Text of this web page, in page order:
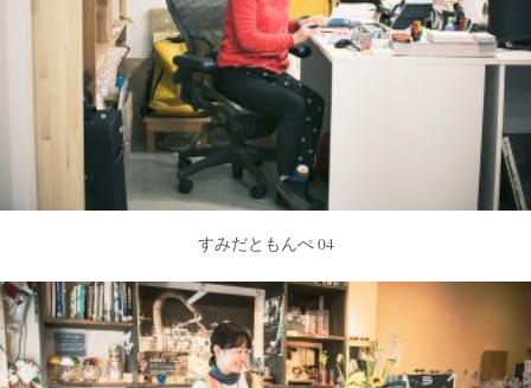
すみだともんぺ 04